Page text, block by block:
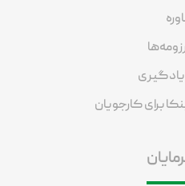
برای کارجویان